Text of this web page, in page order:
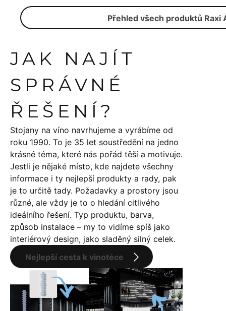
Přehled všech produktů Raxi
JAK NAJÍT
SPRÁVNÉ
ŘEŠENÍ?
Stojany na víno navrhujeme a vyrábíme od
roku 1990. To je 35 let soustředění na jedno
krásné téma, které nás pořád těší a motivuje.
Jestli je nějaké místo, kde najdete všechny
informace i ty nejlepší produkty a rady, pak
je to určitě tady. Požadavky a prostory jsou
různé, ale vždy je to o hledání citlivého
ideálního řešení. Typ produktu, barva,
způsob instalace – my to vidíme spíš jako
interiérový design, jako sladěný silný celek.
Nejlepší cesta k vinotéce